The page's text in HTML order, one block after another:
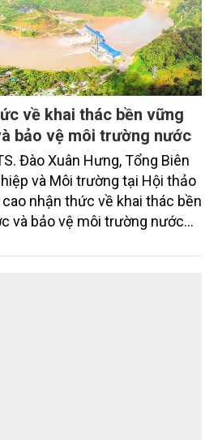
về khai thác bền vững
bảo vệ môi trường nước
Đào Xuân Hưng, Tổng Biên
và Môi trường tại Hội thảo
nhận thức về khai thác bền
và bảo vệ môi trường nước
Nông nghiệp và Môi trường